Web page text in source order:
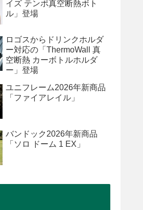
イズ テンポ真空断熱ボト
ル」登場
ロゴスからドリンクホルダ
ー対応の「ThermoWall 真
空断熱 カーボトルホルダ
ー」登場
ユニフレーム2026年新商品
「ファイアレイル」
バンドック2026年新商品
「ソロ ドーム 1 EX」